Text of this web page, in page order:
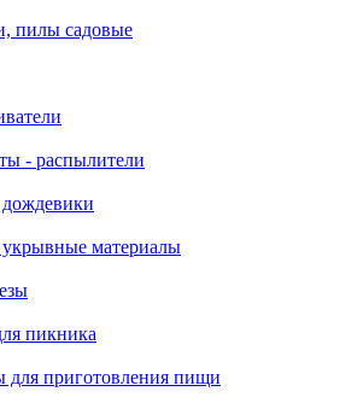
пилы садовые
- распылители
материалы
пикника
для приготовления пищи